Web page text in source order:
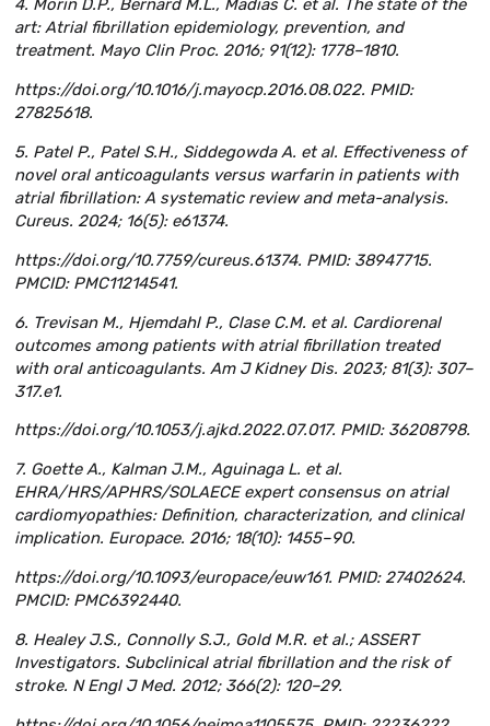
4. Morin D.P., Bernard M.L., Madias C. et al. The state of the
art: Atrial fibrillation epidemiology, prevention, and
treatment. Mayo Clin Proc. 2016; 91(12): 1778–1810.
https://doi.org/10.1016/j.mayocp.2016.08.022. PMID:
27825618.
5. Patel P., Patel S.H., Siddegowda A. et al. Effectiveness of
novel oral anticoagulants versus warfarin in patients with
atrial fibrillation: A systematic review and meta-analysis.
Cureus. 2024; 16(5): e61374.
https://doi.org/10.7759/cureus.61374. PMID: 38947715.
PMCID: PMC11214541.
6. Trevisan M., Hjemdahl P., Clase C.M. et al. Cardiorenal
outcomes among patients with atrial fibrillation treated
with oral anticoagulants. Am J Kidney Dis. 2023; 81(3): 307–
317.e1.
https://doi.org/10.1053/j.ajkd.2022.07.017. PMID: 36208798.
7. Goette A., Kalman J.M., Aguinaga L. et al.
EHRA/HRS/APHRS/SOLAECE expert consensus on atrial
cardiomyopathies: Definition, characterization, and clinical
implication. Europace. 2016; 18(10): 1455–90.
https://doi.org/10.1093/europace/euw161. PMID: 27402624.
PMCID: PMC6392440.
8. Healey J.S., Connolly S.J., Gold M.R. et al.; ASSERT
Investigators. Subclinical atrial fibrillation and the risk of
stroke. N Engl J Med. 2012; 366(2): 120–29.